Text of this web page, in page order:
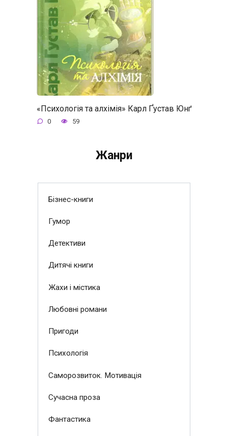
«Психологія та алхімія» Карл Ґустав Юнґ
0 59
Жанри
Бізнес-книги
Гумор
Детективи
Дитячі книги
Жахи і містика
Любовні романи
Пригоди
Психологія
Саморозвиток. Мотивація
Сучасна проза
Фантастика